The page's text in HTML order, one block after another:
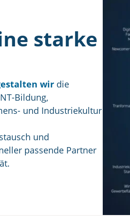
starke
wir die
Bildung,
und Industriekultur
und
passende Partner